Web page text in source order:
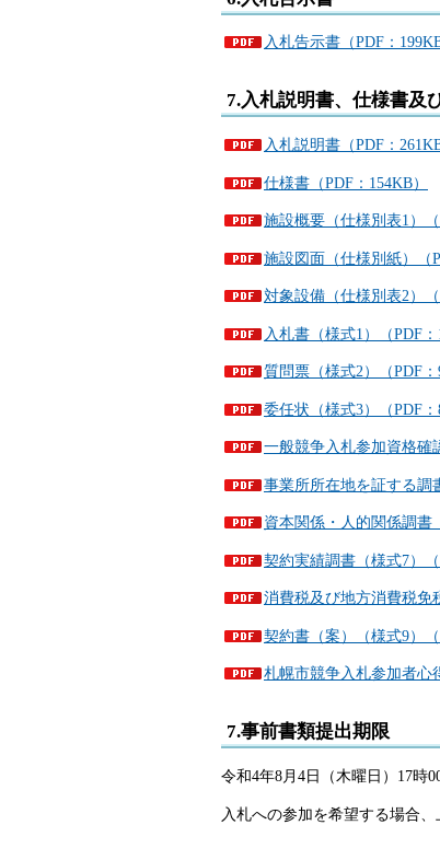
入札告示書（PDF：199KB
7.入札説明書、仕様書及
入札説明書（PDF：261KB
仕様書（PDF：154KB）
施設概要（仕様別表1）（
施設図面（仕様別紙）（
対象設備（仕様別表2）（
入札書（様式1）（PDF：
質問票（様式2）（PDF：
委任状（様式3）（PDF：
一般競争入札参加資格確
事業所所在地を証する調
資本関係・人的関係調書
契約実績調書（様式7）（
消費税及び地方消費税免
契約書（案）（様式9）（
札幌市競争入札参加者心
7.事前書類提出期限
令和4年8月4日（木曜日）17時
入札への参加を希望する場合